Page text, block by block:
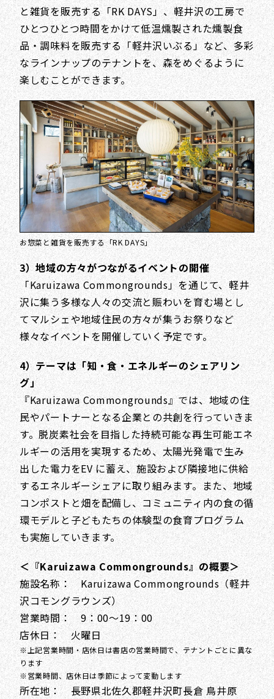
と雑貨を販売する「RK DAYS」、軽井沢の工房で
ひとつひとつ時間をかけて低温燻製された燻製食
品・調味料を販売する「軽井沢いぶる」など、多彩
なラインナップのテナントを、森をめぐるように
楽しむことができます。
お惣菜と雑貨を販売する「RK DAYS」
3）地域の方々がつながるイベントの開催
「Karuizawa Commongrounds」を通じて、軽井
沢に集う多様な人々の交流と賑わいを育む場とし
てマルシェや地域住民の方々が集うお祭りなど
様々なイベントを開催していく予定です。
4）テーマは「知・食・エネルギーのシェアリン
グ」
『Karuizawa Commongrounds』では、地域の住
民やパートナーとなる企業との共創を行っていきま
す。脱炭素社会を目指した持続可能な再生可能エネ
ルギーの活用を実現するため、太陽光発電で生み
出した電力をEV に蓄え、施設および隣接地に供給
するエネルギーシェアに取り組みます。また、地域
コンポストと畑を配備し、コミュニティ内の食の循
環モデルと子どもたちの体験型の食育プログラム
も実施していきます。
＜『Karuizawa Commongrounds』の概要＞
施設名称： Karuizawa Commongrounds（軽井
沢コモングラウンズ）
営業時間： 9：00～19：00
店休日： 火曜日
※上記営業時間・店休日は書店の営業時間で、テナントごとに異な
ります
※営業時間、店休日は季節によって変動します
所在地： 長野県北佐久郡軽井沢町長倉 鳥井原